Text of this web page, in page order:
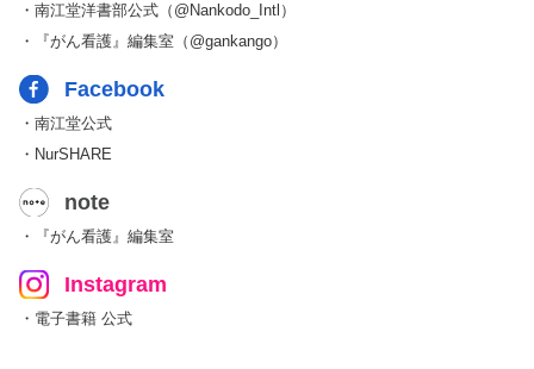
・南江堂洋書部公式（@Nankodo_Intl）
・『がん看護』編集室（@gankango）
Facebook
・南江堂公式
・NurSHARE
note
・『がん看護』編集室
Instagram
・電子書籍 公式